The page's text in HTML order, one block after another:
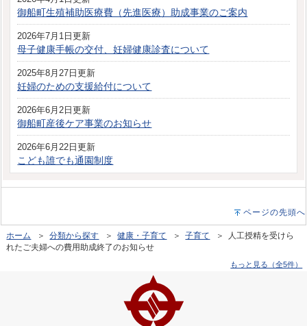
御船町生殖補助医療費（先進医療）助成事業のご案内
2026年7月1日更新
母子健康手帳の交付、妊婦健康診査について
2025年8月27日更新
妊婦のための支援給付について
2026年6月2日更新
御船町産後ケア事業のお知らせ
2026年6月22日更新
こども誰でも通園制度
ページの先頭へ
ホーム ＞分類から探す ＞健康・子育て ＞子育て
＞ 人工授精を受けら
れたご夫婦への費用助成終了のお知らせ
もっと見る（全5件）